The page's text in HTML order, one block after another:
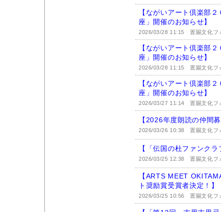
【ながいアート倶楽部
座」開催のお知らせ】
2026/03/28 11:15置賜文化フ
【ながいアート倶楽部
座」開催のお知らせ】
2026/03/28 11:15置賜文化フ
【ながいアート倶楽部
座」開催のお知らせ】
2026/03/27 11:14置賜文化フ
【2026年度朗読の仲間
2026/03/26 10:38置賜文化フ
【「伝国の杜ファンク
2026/03/25 12:38置賜文化フ
【ARTS MEET
ト奨励賞受賞者決定！】
2026/03/25 10:56置賜文化フ